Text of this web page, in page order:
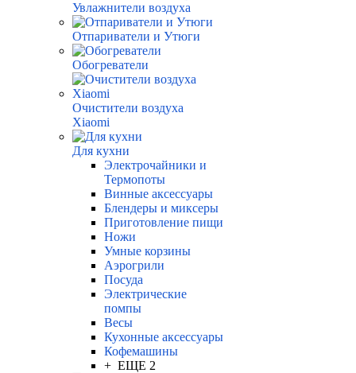
Увлажнители воздуха
Отпариватели и Утюги
Обогреватели
Очистители воздуха
Xiaomi
Для кухни
Электрочайники и
Термопоты
Винные аксессуары
Блендеры и миксеры
Приготовление пищи
Ножи
Умные корзины
Аэрогрили
Посуда
Электрические
помпы
Весы
Кухонные аксессуары
Кофемашины
+ ЕЩЕ 2